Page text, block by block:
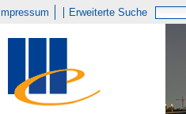
Impressum Erweiterte Suche